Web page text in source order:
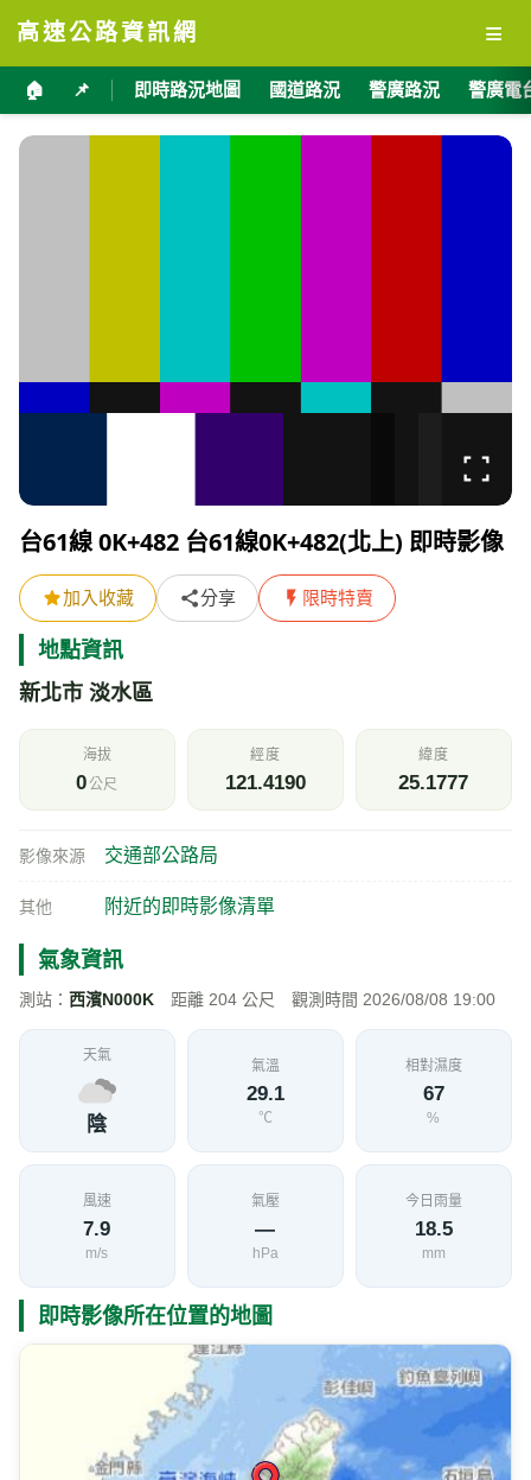
高速公路資訊網 ≡
🏠 📌 即時路況地圖 國道路況 警廣路況 警廣電
台61線 0K+482 台61線0K+482(北上) 即時影像
加入收藏 分享 限時特賣
地點資訊
新北市 淡水區
海拔
0公尺
經度
121.4190
緯度
25.1777
影像來源 交通部公路局
其他 附近的即時影像清單
氣象資訊
測站： 西濱N000K 距離 204 公尺 觀測時間 2026/08/08 19:00
天氣
陰
氣溫
29.1
℃
相對濕度
67
%
風速
7.9
m/s
氣壓
—
hPa
今日雨量
18.5
mm
即時影像所在位置的地圖